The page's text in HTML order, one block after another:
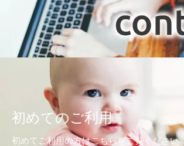
初めてのご利用
初めてご利用の方はこちらをご覧ください